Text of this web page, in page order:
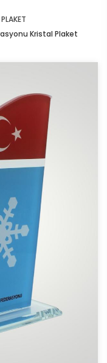
PLAKET
Kristal Plaket